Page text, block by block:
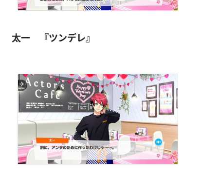
太一 『ツンデレ』